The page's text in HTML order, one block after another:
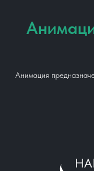
Анимация